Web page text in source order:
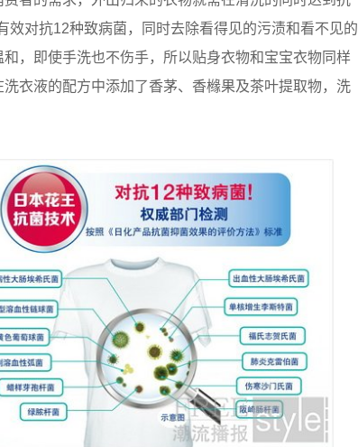
对抗12种致病菌，同时去除看得见的污渍和看不见的
，即使手洗也不伤手，所以贴身衣物和宝宝衣物同样
衣液的配方中添加了香茅、香橼果及茶叶提取物，洗